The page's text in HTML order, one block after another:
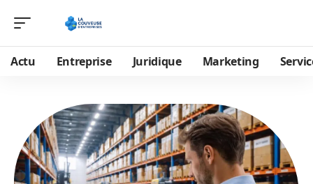
Actu Entreprise Juridique Marketing